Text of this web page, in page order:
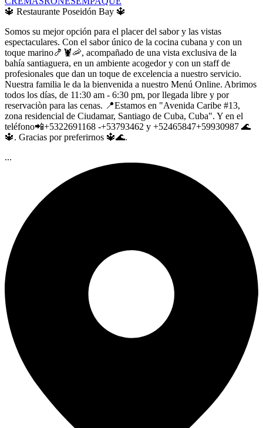
🔱 Restaurante Poseidón Bay 🔱
Somos su mejor opción para el placer del sabor y las vistas
espectaculares. Con el sabor único de la cocina cubana y con un
toque marino🍤🦞🦐, acompañado de una vista exclusiva de la
bahía santiaguera, en un ambiente acogedor y con un staff de
profesionales que dan un toque de excelencia a nuestro servicio.
Nuestra familia le da la bienvenida a nuestro Menú Online. Abrimos
todos los días, de 11:30 am - 6:30 pm, por llegada libre y por
reservaciòn para las cenas. 📍Estamos en "Avenida Caribe #13,
zona residencial de Ciudamar, Santiago de Cuba, Cuba". Y en el
teléfono📲+5322691168 -+53793462 y +52465847+59930987 🌊
🔱. Gracias por preferirnos 🔱🌊.
...